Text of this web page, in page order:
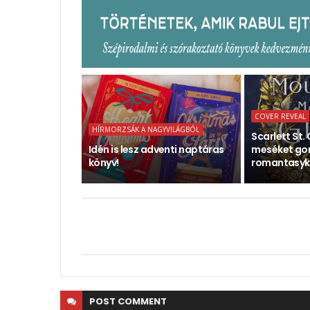
HÍRMORZSÁK A NAGYVILÁGBÓL
Idén is lesz adventi naptáras
könyv!
COVER REVEAL
Scarlett St.
meséket
POST COMMENT